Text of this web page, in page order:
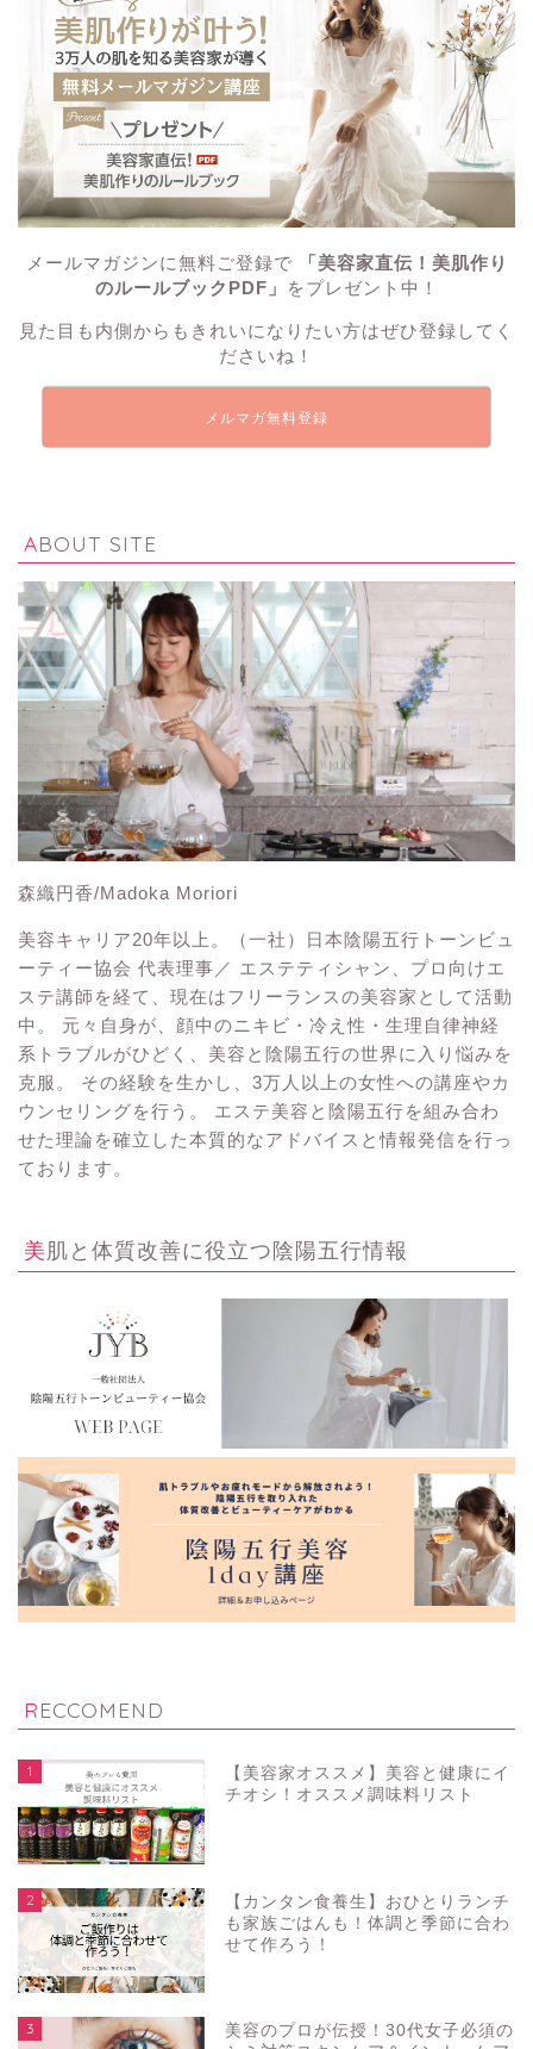
メールマガジンに無料ご登録で
「美容家直伝！美肌作り
のルールブックPDF」
をプレゼント中！
見た目も内側からもきれいになりたい方はぜひ登録してく
ださいね！
メルマガ無料登録
ABOUT SITE
森織円香/Madoka Moriori
美容キャリア20年以上。（一社）日本陰陽五行トーンビュ
ーティー協会 代表理事／ エステティシャン、プロ向けエ
ステ講師を経て、現在はフリーランスの美容家として活動
中。 元々自身が、顔中のニキビ・冷え性・生理自律神経
系トラブルがひどく、美容と陰陽五行の世界に入り悩みを
克服。 その経験を生かし、3万人以上の女性への講座やカ
ウンセリングを行う。 エステ美容と陰陽五行を組み合わ
せた理論を確立した本質的なアドバイスと情報発信を行っ
ております。
美肌と体質改善に役立つ陰陽五行情報
RECCOMEND
1
【美容家オススメ】美容と健康にイ
チオシ！オススメ調味料リスト
2
【カンタン食養生】おひとりランチ
も家族ごはんも！体調と季節に合わ
せて作ろう！
3
美容のプロが伝授！30代女子必須の